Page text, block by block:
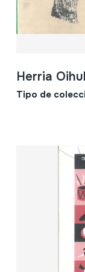
Herria
Tipo de